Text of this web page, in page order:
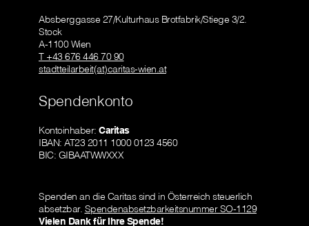
Absberggasse 27/Kulturhaus Brotfabrik/Stiege 3/2.
Stock
A-1100 Wien
T +43 676 446 70 90
stadtteilarbeit(at)caritas-wien.at
Spendenkonto
Kontoinhaber: Caritas
IBAN: AT23 2011 1000 0123 4560
BIC: GIBAATWWXXX
Spenden an die Caritas sind in Österreich steuerlich
absetzbar. Spendenabsetzbarkeitsnummer SO-1129
Vielen Dank für Ihre Spende!